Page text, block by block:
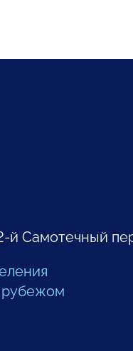
й Самотечный
рубежом